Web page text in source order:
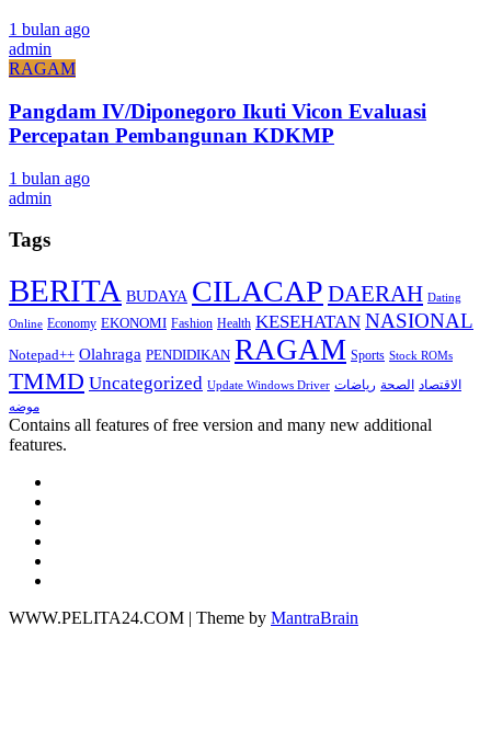
1 bulan ago
admin
RAGAM
Pangdam IV/Diponegoro Ikuti Vicon Evaluasi
Percepatan Pembangunan KDKMP
1 bulan ago
admin
Tags
BERITA BUDAYA CILACAP DAERAH Dating
Online Economy EKONOMI Fashion Health KESEHATAN NASIONAL
Notepad++ Olahraga PENDIDIKAN RAGAM Sports Stock ROMs
TMMD Uncategorized Update Windows Driver الاقتصاد الصحة رياضات
موضه
Contains all features of free version and many new additional
features.
WWW.PELITA24.COM | Theme by MantraBrain